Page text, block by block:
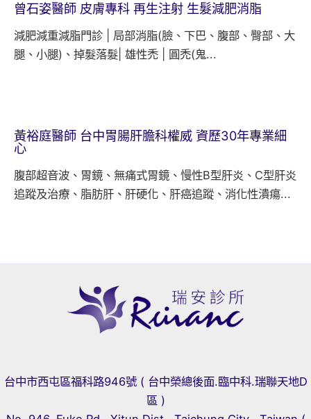
曾石姿醫師 皮膚專科 再生注射 生髮減肥消脂
減肥減重減脂門診 | 局部消脂(臉、下巴、腹部、臀部、大
腿、小腿)、掉髮落髮| 雄性禿 | 圓禿(鬼...
黃裕庭醫師 台中胃腸肝膽科權威 資歷30年專業細
心
腹部超音波、胃鏡、無痛式胃鏡、慢性B型肝炎、C型肝炎
追蹤及治療、脂肪肝、肝硬化、肝癌追蹤、消化性潰瘍...
台中市西屯區福科路946號 ( 台中榮總後面.臨中科.瑞聯天地D
區 )